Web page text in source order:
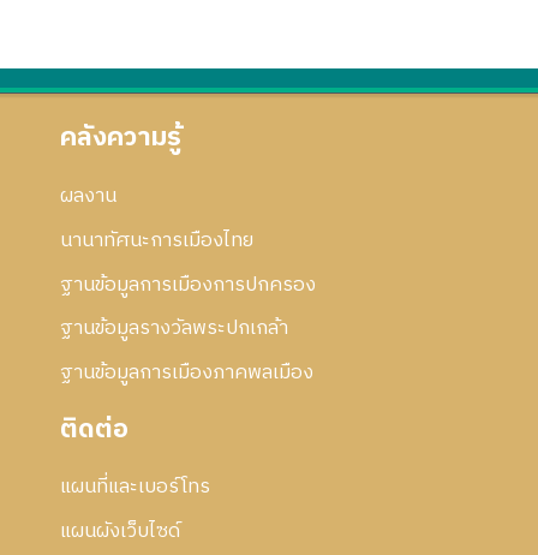
คลังความรู้
ผลงาน
นานาทัศนะการเมืองไทย
ฐานข้อมูลการเมืองการปกครอง
ฐานข้อมูลรางวัลพระปกเกล้า
ฐานข้อมูลการเมืองภาคพลเมือง
ติดต่อ
แผนที่และเบอร์โทร
แผนผังเว็บไซด์